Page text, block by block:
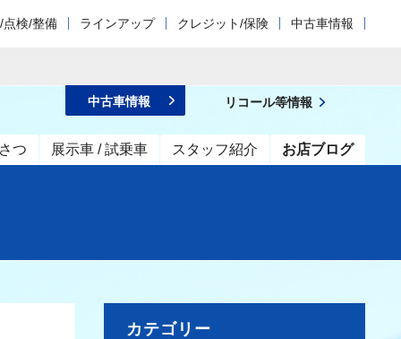
点検/整備 ラインアップ クレジット/保険 中古車情報
つ 展示車 / 試乗車 スタッフ紹介 お店ブログ
中古車情報 リコール等情報
カテゴリー